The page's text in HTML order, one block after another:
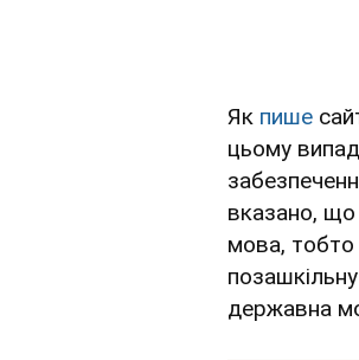
Як пише
цьому
вказано,
мова, тобто
державна